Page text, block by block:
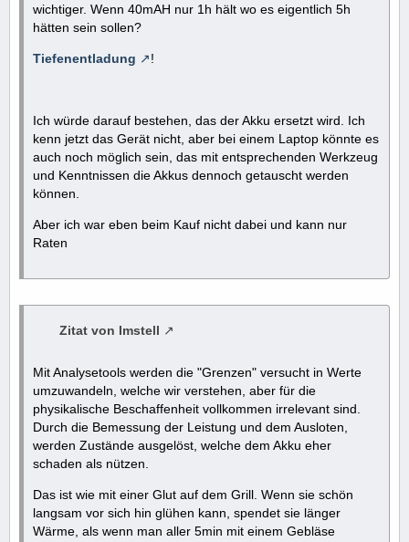
wichtiger. Wenn 40mAH nur 1h hält wo es eigentlich 5h
hätten sein sollen?
Tiefenentladung !
Ich würde darauf bestehen, das der Akku ersetzt wird. Ich
kenn jetzt das Gerät nicht, aber bei einem Laptop könnte es
auch noch möglich sein, das mit entsprechenden Werkzeug
und Kenntnissen die Akkus dennoch getauscht werden
können.
Aber ich war eben beim Kauf nicht dabei und kann nur
Raten
Zitat von Imstell
Mit Analysetools werden die "Grenzen" versucht in Werte
umzuwandeln, welche wir verstehen, aber für die
physikalische Beschaffenheit vollkommen irrelevant sind.
Durch die Bemessung der Leistung und dem Ausloten,
werden Zustände ausgelöst, welche dem Akku eher
schaden als nützen.
Das ist wie mit einer Glut auf dem Grill. Wenn sie schön
langsam vor sich hin glühen kann, spendet sie länger
Wärme, als wenn man aller 5min mit einem Gebläse